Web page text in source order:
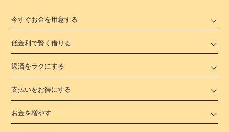
今すぐお金を用意する
低金利で賢く借りる
返済をラクにする
支払いをお得にする
お金を増やす